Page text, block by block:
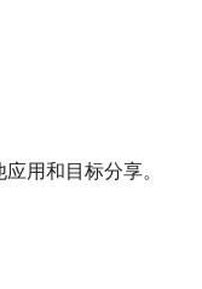
用和目标分享。